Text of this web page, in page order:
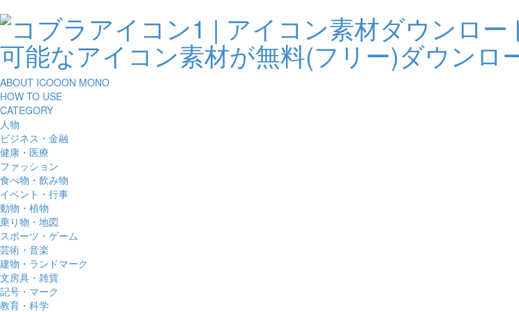
ABOUT ICOOON MONO
HOW TO USE
CATEGORY
人物
ビジネス・金融
健康・医療
ファッション
食べ物・飲み物
イベント・行事
動物・植物
乗り物・地図
スポーツ・ゲーム
芸術・音楽
建物・ランドマーク
文房具・雑貨
記号・マーク
教育・科学